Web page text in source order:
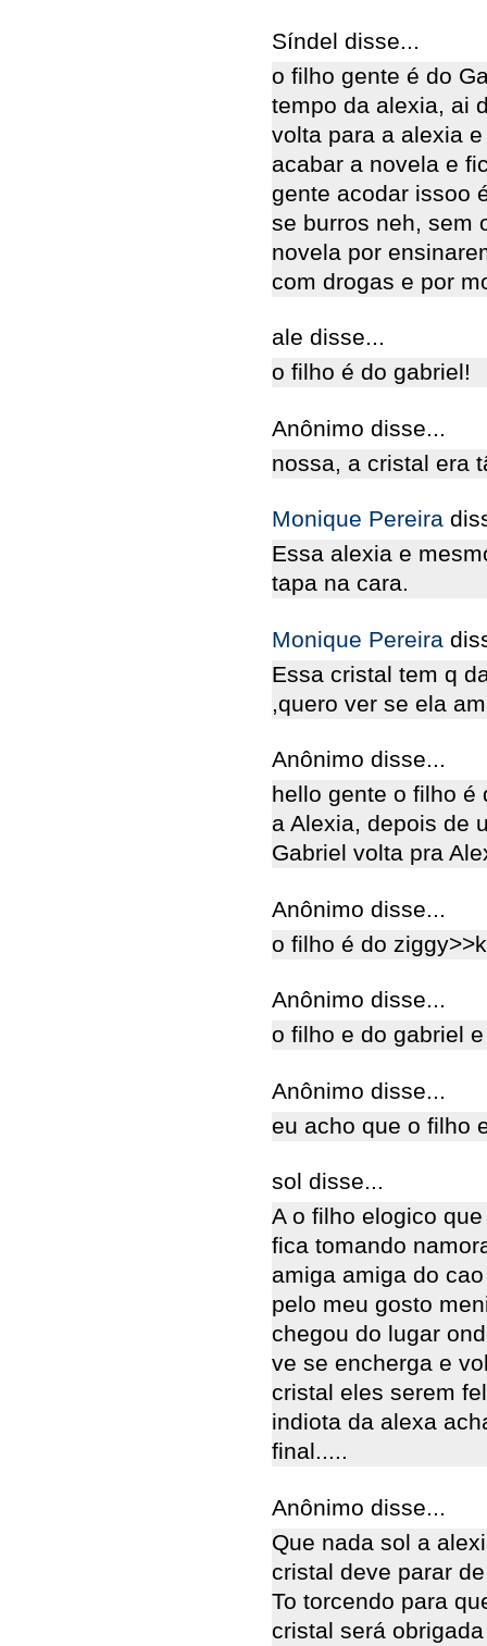
Síndel disse...
o filho gente é do
tempo da alexia, ai
volta para a alexia
acabar a novela e
gente acodar issoo
se burros neh, sem
novela por
com drogas e por
ale disse...
o filho é do gabriel!
Anônimo disse...
nossa, a cristal era
Monique Pereira
Essa alexia e
tapa na cara.
Monique Pereira
Essa cristal tem q
,quero ver se ela
Anônimo disse...
hello gente o filho é
a Alexia, depois de
Gabriel volta pra
Anônimo disse...
o filho é do
Anônimo disse...
o filho e do gabriel
Anônimo disse...
eu acho que o filho
sol disse...
A o filho elogico
fica tomando
amiga amiga do
pelo meu gosto
chegou do lugar
ve se encherga e
cristal eles serem
indiota da alexa
final.....
Anônimo disse...
Que nada sol a
cristal deve parar
To torcendo para
cristal será